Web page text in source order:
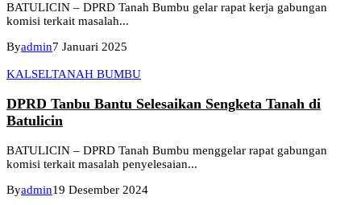
BATULICIN – DPRD Tanah Bumbu gelar rapat kerja gabungan
komisi terkait masalah...
Byadmin7 Januari 2025
KALSELTANAH BUMBU
DPRD Tanbu Bantu Selesaikan Sengketa Tanah di
Batulicin
BATULICIN – DPRD Tanah Bumbu menggelar rapat gabungan
komisi terkait masalah penyelesaian...
Byadmin19 Desember 2024